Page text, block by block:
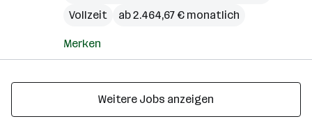
Vollzeit
ab 2.464,67 € monatlich
Merken
Weitere Jobs anzeigen